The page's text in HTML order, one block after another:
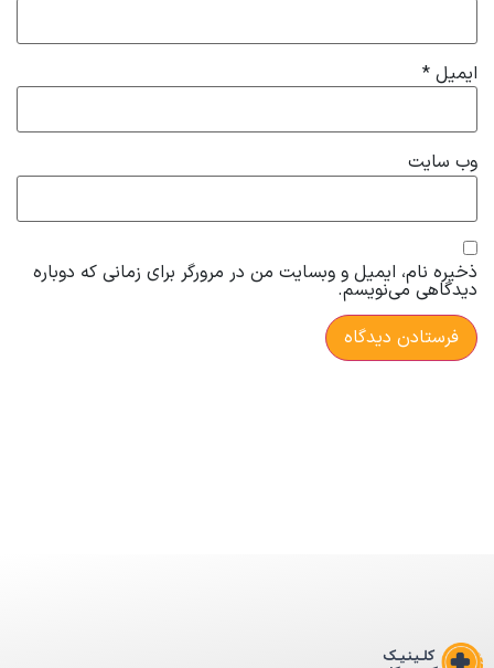
ایمیل *
وب‌ سایت
ذخیره نام، ایمیل و وبسایت من در مرورگر برای زمانی که دوباره
دیدگاهی می‌نویسم.